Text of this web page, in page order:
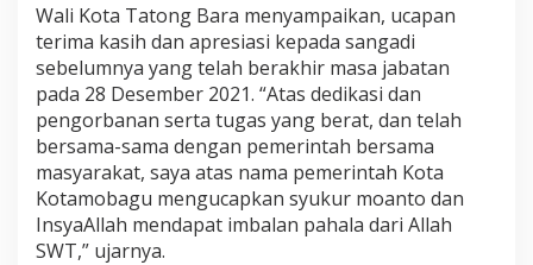
a
m
a
n
y
a
Wali Kota Tatong Bara menyampaikan, ucapan
terima kasih dan apresiasi kepada sangadi
sebelumnya yang telah berakhir masa jabatan
pada 28 Desember 2021. “Atas dedikasi dan
pengorbanan serta tugas yang berat, dan telah
bersama-sama dengan pemerintah bersama
masyarakat, saya atas nama pemerintah Kota
Kotamobagu mengucapkan syukur moanto dan
InsyaAllah mendapat imbalan pahala dari Allah
SWT,” ujarnya.